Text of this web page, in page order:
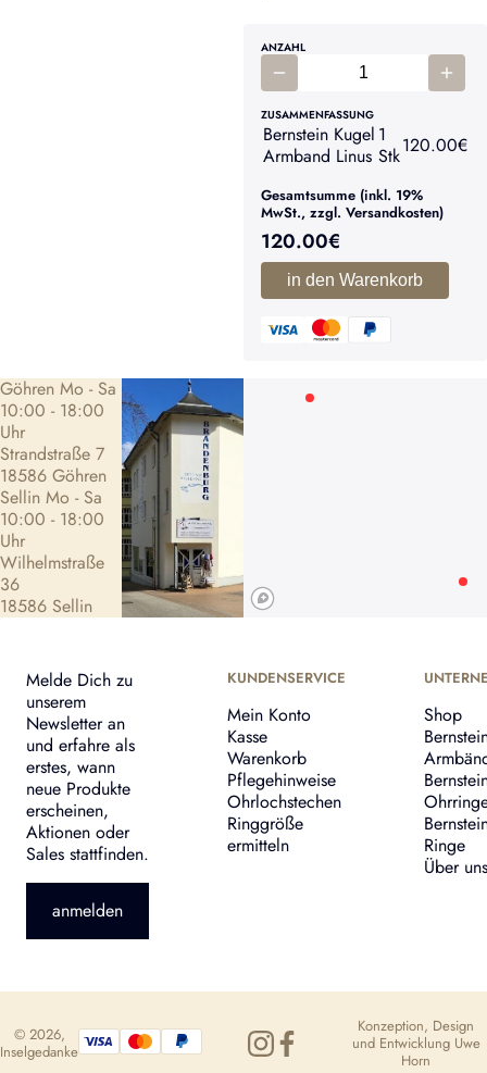
ANZAHL
ZUSAMMENFASSUNG
Bernstein Kugel
Armband Linus
1
Stk120.00€
Gesamtsumme (inkl. 19%
MwSt., zzgl. Versandkosten)
120.00€
in den Warenkorb
Göhren Mo - Sa
10:00 - 18:00
Uhr
Strandstraße 7
18586 Göhren
Sellin Mo - Sa
10:00 - 18:00
Uhr
Wilhelmstraße
36
18586 Sellin
Melde Dich zu
unserem
Newsletter an
und erfahre als
erstes, wann
neue Produkte
erscheinen,
Aktionen oder
Sales stattfinden.
anmelden
KUNDENSERVICE
Mein Konto
Kasse
Warenkorb
Pflegehinweise
Ohrlochstechen
Ringgröße
ermitteln
Shop
Ringe
Über uns
© 2026,
Inselgedanke
Konzeption, Design
und Entwicklung Uwe
Horn